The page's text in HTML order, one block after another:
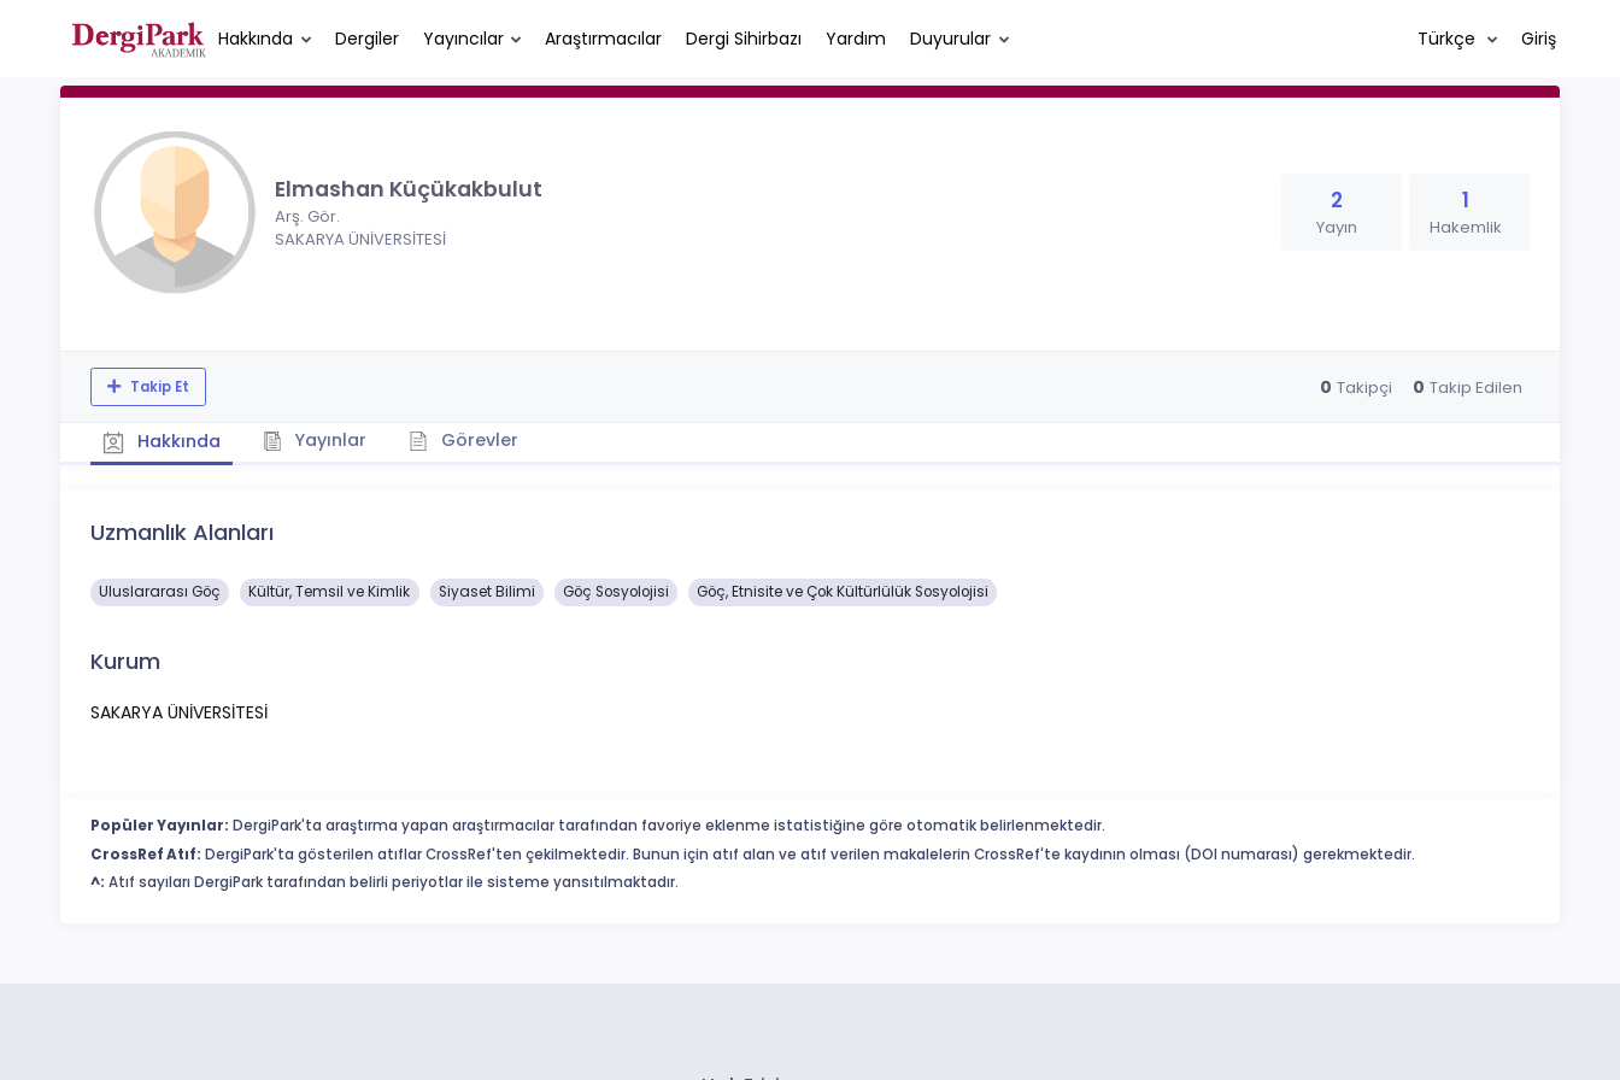
Hakkında Dergiler Yayıncılar Araştırmacılar Dergi Sihirbazı Yardım Duyurular Türkçe Giriş
Elmashan Küçükakbulut
Arş. Gör.
SAKARYA ÜNİVERSİTESİ
2
Yayın
1
Hakemlik
Takip Et 0 Takipçi 0 Takip Edilen
Hakkında Yayınlar Görevler
Uzmanlık Alanları
Uluslararası Göç Kültür, Temsil ve Kimlik Siyaset Bilimi Göç Sosyolojisi Göç, Etnisite ve Çok Kültürlülük Sosyolojisi
Kurum
SAKARYA ÜNİVERSİTESİ
Popüler Yayınlar: DergiPark'ta araştırma yapan araştırmacılar tarafından favoriye eklenme istatistiğine göre otomatik belirlenmektedir.
CrossRef Atıf: DergiPark'ta gösterilen atıflar CrossRef'ten çekilmektedir. Bunun için atıf alan ve atıf verilen makalelerin CrossRef'te kaydının olması (DOI numarası) gerekmektedir.
^: Atıf sayıları DergiPark tarafından belirli periyotlar ile sisteme yansıtılmaktadır.